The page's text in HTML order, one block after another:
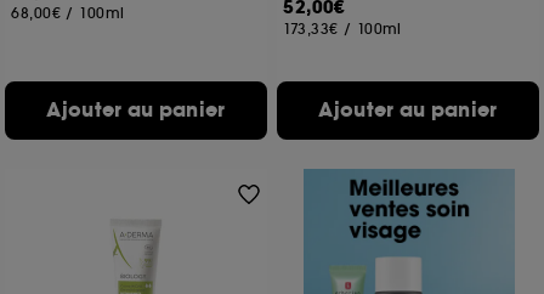
68,00€ / 100ml
Ajouter au panier
52,00€
173,33€ / 100ml
Ajouter au panier